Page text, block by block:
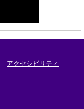
アクセシビリティ